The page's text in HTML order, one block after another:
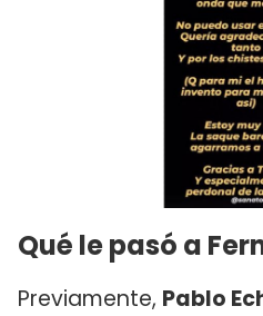
Qué le pasó a
Previamente, Pablo